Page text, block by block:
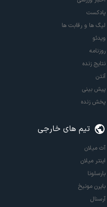
پادکست
لیگ ها و رقابت ها
ویدئو
روزنامه
نتایج زنده
آنتن
پیش بینی
پخش زنده
تیم های خارجی
آث میلان
اینتر میلان
بارسلونا
بایرن مونیخ
آرسنال